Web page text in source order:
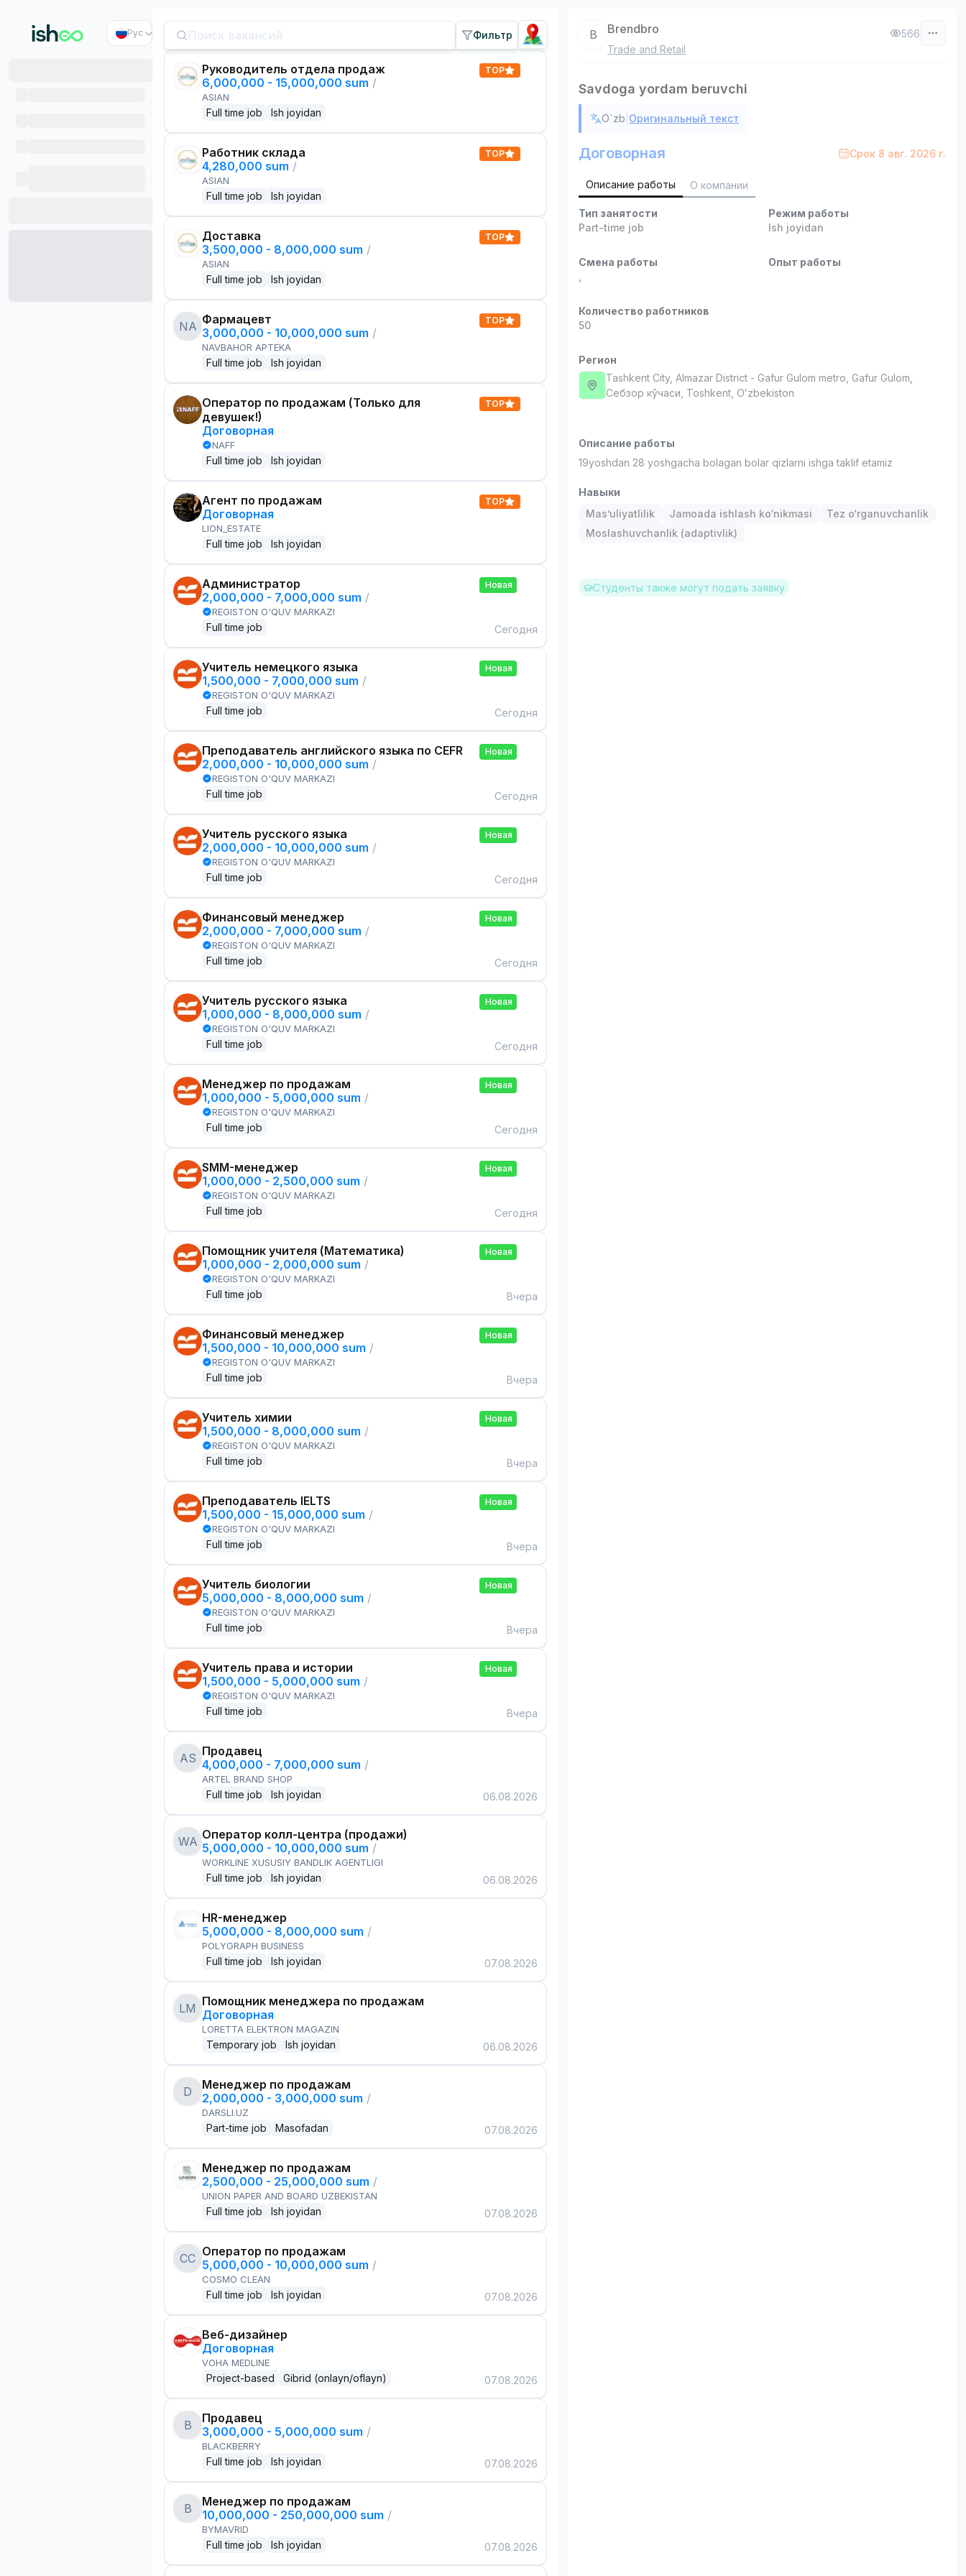
Рус Фильтр
Руководитель отдела продаж
6,000,000 - 15,000,000 sum /
ASIAN
Full time job Ish joyidan
TOP
Работник склада
4,280,000 sum /
ASIAN
Full time job Ish joyidan
TOP
Доставка
3,500,000 - 8,000,000 sum /
ASIAN
Full time job Ish joyidan
TOP
NA Фармацевт
3,000,000 - 10,000,000 sum /
NAVBAHOR APTEKA
Full time job Ish joyidan
TOP
Оператор по продажам (Только для
девушек!)
Договорная
NAFF
Full time job Ish joyidan
TOP
Агент по продажам
Договорная
LION_ESTATE
Full time job Ish joyidan
TOP
Администратор
2,000,000 - 7,000,000 sum /
REGISTON O'QUV MARKAZI
Full time job
Новая
Сегодня
Учитель немецкого языка
1,500,000 - 7,000,000 sum /
REGISTON O'QUV MARKAZI
Full time job
Новая
Сегодня
Преподаватель английского языка по CEFR
2,000,000 - 10,000,000 sum /
REGISTON O'QUV MARKAZI
Full time job
Новая
Сегодня
Учитель русского языка
2,000,000 - 10,000,000 sum /
REGISTON O'QUV MARKAZI
Full time job
Новая
Сегодня
Финансовый менеджер
2,000,000 - 7,000,000 sum /
REGISTON O'QUV MARKAZI
Full time job
Новая
Сегодня
Учитель русского языка
1,000,000 - 8,000,000 sum /
REGISTON O'QUV MARKAZI
Full time job
Новая
Сегодня
Менеджер по продажам
1,000,000 - 5,000,000 sum /
REGISTON O'QUV MARKAZI
Full time job
Новая
Сегодня
SMM-менеджер
1,000,000 - 2,500,000 sum /
REGISTON O'QUV MARKAZI
Full time job
Новая
Сегодня
Помощник учителя (Математика)
1,000,000 - 2,000,000 sum /
REGISTON O'QUV MARKAZI
Full time job
Новая
Вчера
Финансовый менеджер
1,500,000 - 10,000,000 sum /
REGISTON O'QUV MARKAZI
Full time job
Новая
Вчера
Учитель химии
1,500,000 - 8,000,000 sum /
REGISTON O'QUV MARKAZI
Full time job
Новая
Вчера
Преподаватель IELTS
1,500,000 - 15,000,000 sum /
REGISTON O'QUV MARKAZI
Full time job
Новая
Вчера
Учитель биологии
5,000,000 - 8,000,000 sum /
REGISTON O'QUV MARKAZI
Full time job
Новая
Вчера
Учитель права и истории
1,500,000 - 5,000,000 sum /
REGISTON O'QUV MARKAZI
Full time job
Новая
Вчера
AS Продавец
4,000,000 - 7,000,000 sum /
ARTEL BRAND SHOP
Full time job Ish joyidan 06.08.2026
WA Оператор колл-центра (продажи)
5,000,000 - 10,000,000 sum /
WORKLINE XUSUSIY BANDLIK AGENTLIGI
Full time job Ish joyidan 06.08.2026
HR-менеджер
5,000,000 - 8,000,000 sum /
POLYGRAPH BUSINESS
Full time job Ish joyidan 07.08.2026
LM Помощник менеджера по продажам
Договорная
LORETTA ELEKTRON MAGAZIN
Temporary job Ish joyidan 06.08.2026
D
Менеджер по продажам
2,000,000 - 3,000,000 sum /
DARSLI.UZ
Part-time job Masofadan 07.08.2026
Менеджер по продажам
2,500,000 - 25,000,000 sum /
UNION PAPER AND BOARD UZBEKISTAN
Full time job Ish joyidan 07.08.2026
CC Оператор по продажам
5,000,000 - 10,000,000 sum /
COSMO CLEAN
Full time job Ish joyidan 07.08.2026
Веб-дизайнер
Договорная
VOHA MEDLINE
Project-based Gibrid (onlayn/oflayn) 07.08.2026
B
Продавец
3,000,000 - 5,000,000 sum /
BLACKBERRY
Full time job Ish joyidan 07.08.2026
B
Менеджер по продажам
10,000,000 - 250,000,000 sum /
BYMAVRID
Full time job Ish joyidan 07.08.2026
B Brendbro
Trade and Retail
566
Savdoga yordam beruvchi
O`zb Оригинальный текст
Договорная Срок 8 авг. 2026 г.
Описание работы О компании
Тип занятости
Part-time job
Режим работы
Ish joyidan
Смена работы
Опыт работы
Количество работников
50
Регион
Tashkent City, Almazar District - Gafur Gulom metro, Gafur Gulom,
Себзор кўчаси, Тоshkent, Oʻzbekiston
Описание работы
19yoshdan 28 yoshgacha bolagan bolar qizlarni ishga taklif etamiz
Навыки
Mas’uliyatlilik
Jamoada ishlash ko‘nikmasi
Tez o‘rganuvchanlik
Moslashuvchanlik (adaptivlik)
Студенты также могут подать заявку